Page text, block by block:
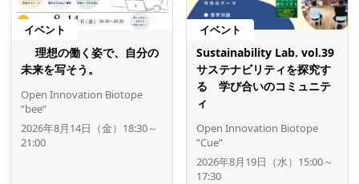
イベント
理想の働く姿で、自分の
未来を写そう。
Open Innovation Biotope
”bee”
2026年8月14日（金）18:30～
21:00
イベント
Sustainability Lab. vol.39
サステナビリティを探究す
る 学び合いのコミュニテ
ィ
Open Innovation Biotope
”Cue”
2026年8月19日（水）15:00～
17:30